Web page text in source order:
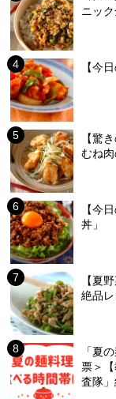
ニック
【今
【驚
むね
【今
丼」
【夏
絶品
「夏
票＞
査隊」